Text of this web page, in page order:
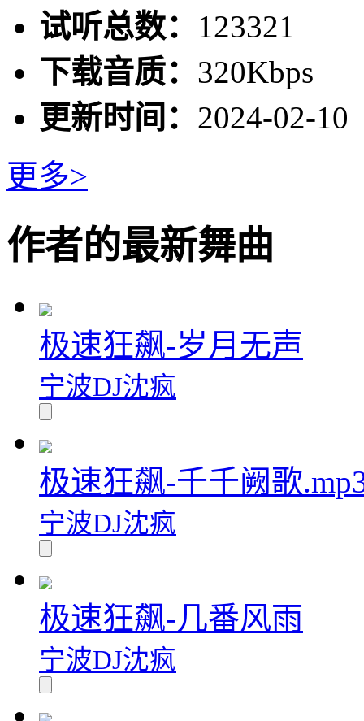
试听总数： 123321
下载音质： 320Kbps
更新时间： 2024-02-10
更多>
作者的最新舞曲
极速狂飙-岁月无声
宁波DJ沈疯
极速狂飙-千千阙歌
宁波DJ沈疯
极速狂飙-几番风雨
宁波DJ沈疯